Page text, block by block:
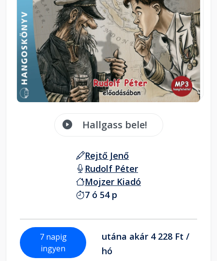
Hallgass bele!
Rejtő Jenő
Rudolf Péter
Mojzer Kiadó
7 ó 54 p
7 napig
ingyen
utána akár 4 228 Ft /
hó